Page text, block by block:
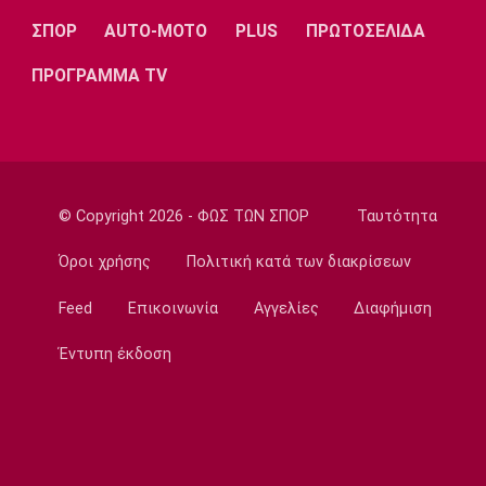
Super League 1
14:40
Ολοκληρώνει τη μεταγραφή του Ντιομαντέ
14:20
Super League 1
ΣΠΟΡ AUTO-MOTO PLUS ΠΡΩΤΟΣΕΛΙΔΑ
ΠΡΟΓΡΑΜΜΑ TV
© Copyright 2026 - ΦΩΣ ΤΩΝ ΣΠΟΡ Ταυτότητα
Όροι χρήσης Πολιτική κατά των διακρίσεων
Feed Επικοινωνία Αγγελίες Διαφήμιση
Έντυπη έκδοση